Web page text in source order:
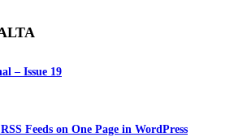
– Issue 19
Feeds on One Page in WordPress